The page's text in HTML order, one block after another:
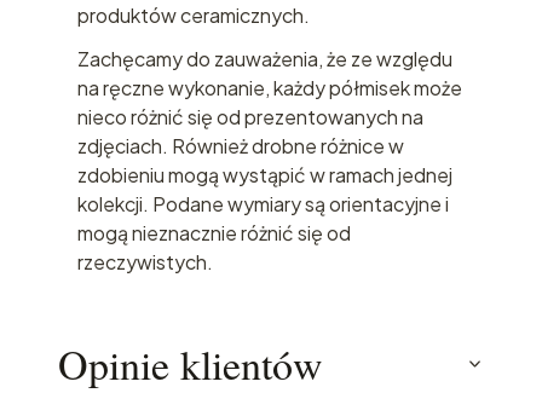
produktów ceramicznych.
Zachęcamy do zauważenia, że ze względu
na ręczne wykonanie, każdy półmisek może
nieco różnić się od prezentowanych na
zdjęciach. Również drobne różnice w
zdobieniu mogą wystąpić w ramach jednej
kolekcji. Podane wymiary są orientacyjne i
mogą nieznacznie różnić się od
rzeczywistych.
Opinie klientów